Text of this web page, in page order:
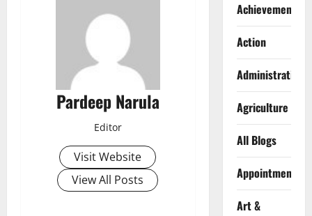
Pardeep Narula
Editor
Visit Website
View All Posts
Achievements
Action
Administration
Agriculture
All Blogs
Appointments
Art &